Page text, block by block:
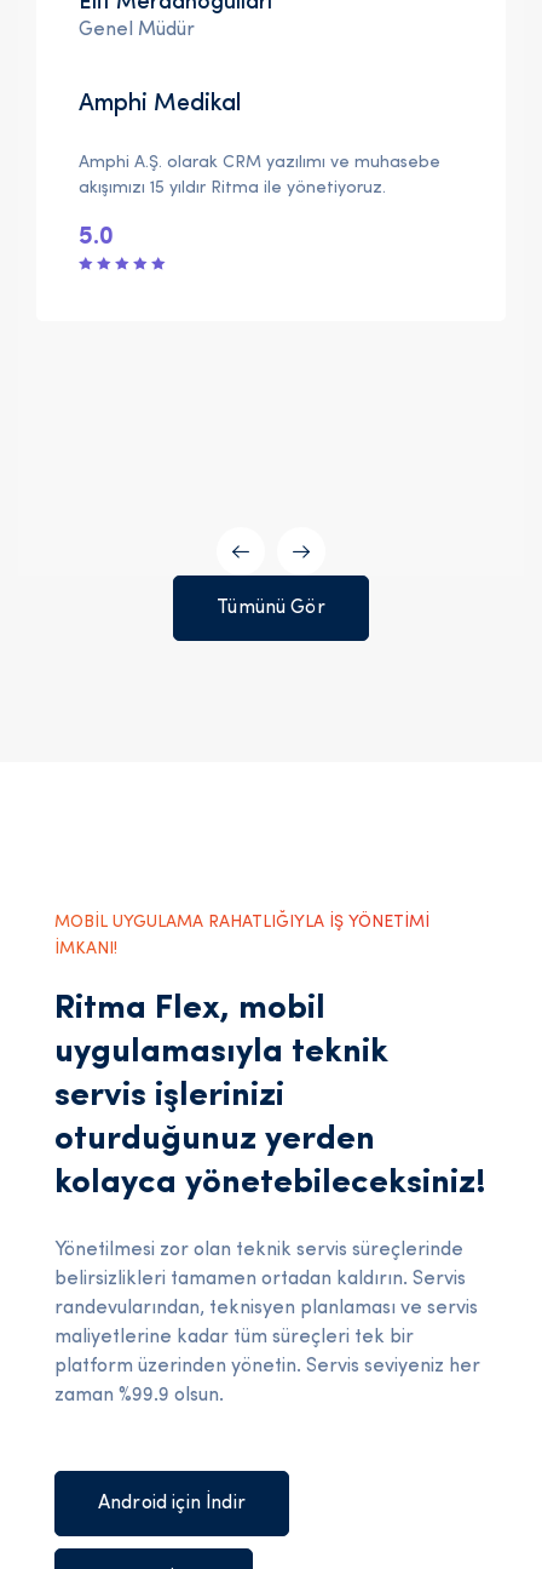
Genel Müdür
Amphi Medikal
Amphi A.Ş. olarak CRM yazılımı ve muhasebe
akışımızı 15 yıldır Ritma ile yönetiyoruz.
5.0
Tümünü Gör
MOBİL UYGULAMA RAHATLIĞIYLA İŞ YÖNETİMİ
İMKANI!
Ritma Flex, mobil
uygulamasıyla teknik
servis işlerinizi
oturduğunuz yerden
kolayca yönetebileceksiniz!
Yönetilmesi zor olan teknik servis süreçlerinde
belirsizlikleri tamamen ortadan kaldırın. Servis
randevularından, teknisyen planlaması ve servis
maliyetlerine kadar tüm süreçleri tek bir
platform üzerinden yönetin. Servis seviyeniz her
zaman %99.9 olsun.
Android için İndir